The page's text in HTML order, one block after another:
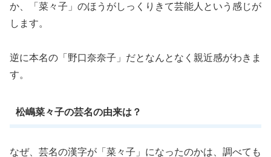
か、「菜々子」のほうがしっくりきて芸能人という感じが
します。
逆に本名の「野口奈奈子」だとなんとなく親近感がわきま
す。
松嶋菜々子の芸名の由来は？
なぜ、芸名の漢字が「菜々子」になったのかは、調べても